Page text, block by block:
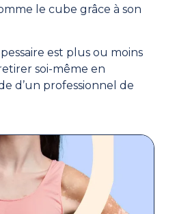
le cube grâce à son
est plus ou moins
soi-même en
d’un professionnel de